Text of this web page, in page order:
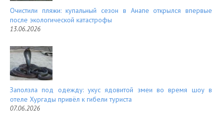
Очистили пляжи: купальный сезон в Анапе открылся впервые
после экологической катастрофы
13.06.2026
Заползла под одежду: укус ядовитой змеи во время шоу в
отеле Хургады привёл к гибели туриста
07.06.2026